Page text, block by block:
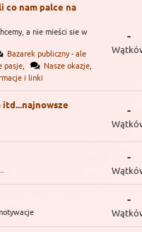
co nam palce na
a nie mieści sie w
Bazarek publiczny - ale
pasje Nasze okazje
i linki
-
-
-
-